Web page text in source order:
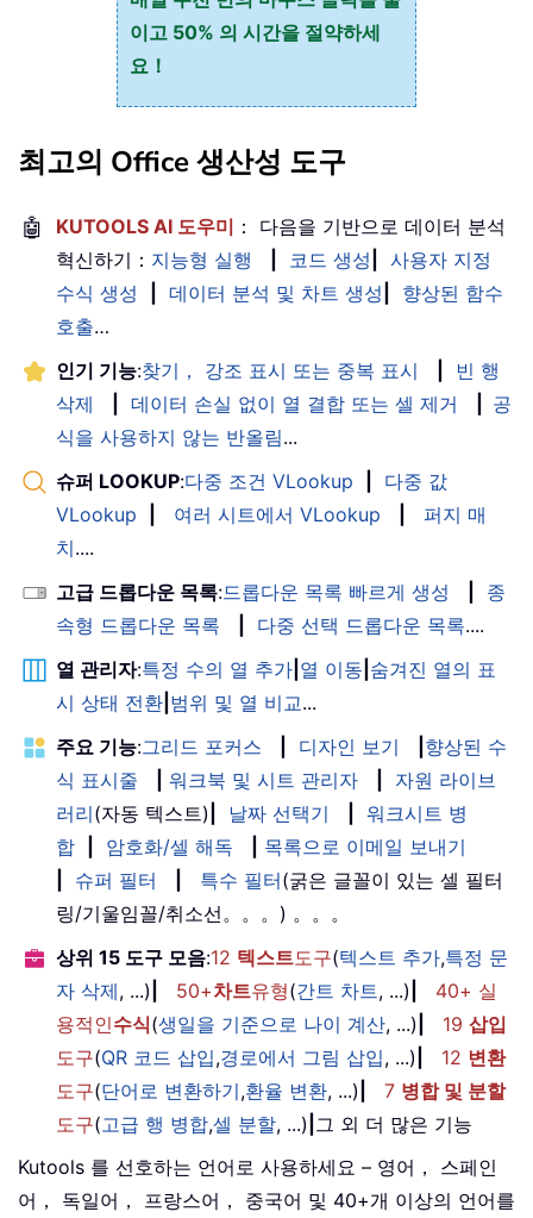
이고 50% 의 시간을 절약하세
요！
최고의 Office 생산성 도구
🤖 KUTOOLS AI 도우미 ： 다음을 기반으로 데이터 분석
혁신하기： 지능형 실행 코드 생성
사용자 지정
수식 생성
데이터 분석 및 차트 생성
향상된 함수
호출…
인기 기능:찾기， 강조 표시 또는 중복 표시
빈 행
삭제
데이터 손실 없이 열 결합 또는 셀 제거
공
식을 사용하지 않는 반올림...
슈퍼 LOOKUP:다중 조건 VLookup
다중 값
VLookup
여러 시트에서 VLookup
퍼지 매
치....
고급 드롭다운 목록:드롭다운 목록 빠르게 생성
종
속형 드롭다운 목록
다중 선택 드롭다운 목록....
열 관리자:특정 수의 열 추가 열 이동 숨겨진 열의 표
시 상태 전환 범위 및 열 비교...
주요 기능:그리드 포커스 디자인 보기
향상된 수
식 표시줄
워크북 및 시트 관리자
자원 라이브
러리(자동 텍스트) 날짜 선택기
워크시트 병
합
암호화/셀 해독
목록으로 이메일 보내기
슈퍼 필터 특수 필터(굵은 글꼴이 있는 셀 필터
링/기울임꼴/취소선。。。) 。。。
상위 15 도구 모음:12 텍스트도구(텍스트 추가,특정 문
자 삭제, ...) 50+차트유형(간트 차트, ...)
40+ 실
용적인수식(생일을 기준으로 나이 계산, ...) 19 삽입
도구(QR 코드 삽입,경로에서 그림 삽입, ...) 12 변환
도구(단어로 변환하기,환율 변환, ...) 7 병합 및 분할
도구(고급 행 병합,셀 분할, ...) 그 외 더 많은 기능
Kutools 를 선호하는 언어로 사용하세요 – 영어， 스페인
어， 독일어， 프랑스어， 중국어 및 40+개 이상의 언어를